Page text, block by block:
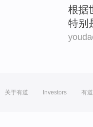
根据
特别
关于有道 Investors 有